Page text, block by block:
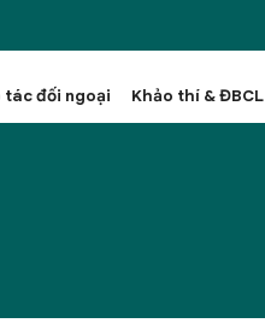
tác đối ngoại Khảo thí & ĐBCL